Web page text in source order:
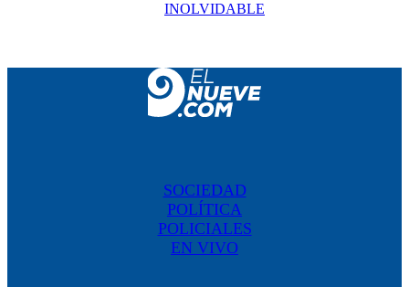
INOLVIDABLE
SOCIEDAD
POLÍTICA
POLICIALES
EN VIVO